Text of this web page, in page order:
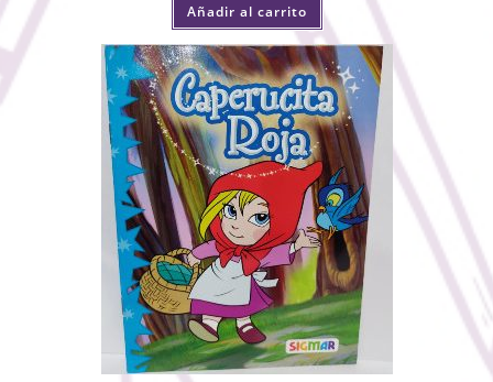
Añadir al carrito